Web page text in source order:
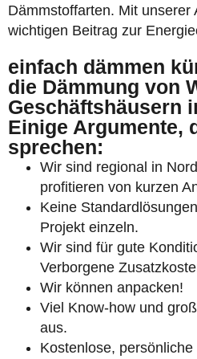
Dämmstoffarten. Mit unserer
wichtigen Beitrag zur
einfach dämmen
die Dämmung von
Geschäftshäusern
Einige Argumente,
sprechen:
Wir sind regional in
profitieren von kurzen
Keine
Projekt einzeln.
Wir sind für gute
Verborgene
Wir können anpacken!
Viel Know-how und
aus.
Kostenlose, persönliche